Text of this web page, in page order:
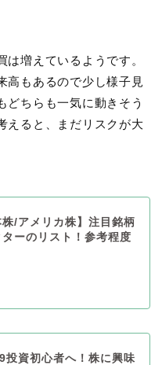
増えているようです。
高もあるので少し様子見
どちらも一気に動きそう
えると、まだリスクが大
株/アメリカ株】注目銘柄
ターのリスト！参考程度
投資初心者へ！株に興味